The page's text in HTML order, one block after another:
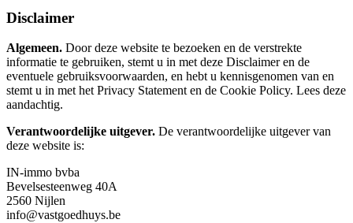
Disclaimer
Algemeen. Door deze website te bezoeken en de verstrekte
informatie te gebruiken, stemt u in met deze Disclaimer en de
eventuele gebruiksvoorwaarden, en hebt u kennisgenomen van en
stemt u in met het Privacy Statement en de Cookie Policy. Lees deze
aandachtig.
Verantwoordelijke uitgever. De verantwoordelijke uitgever van
deze website is:
IN-immo bvba
Bevelsesteenweg 40A
2560 Nijlen
info@vastgoedhuys.be